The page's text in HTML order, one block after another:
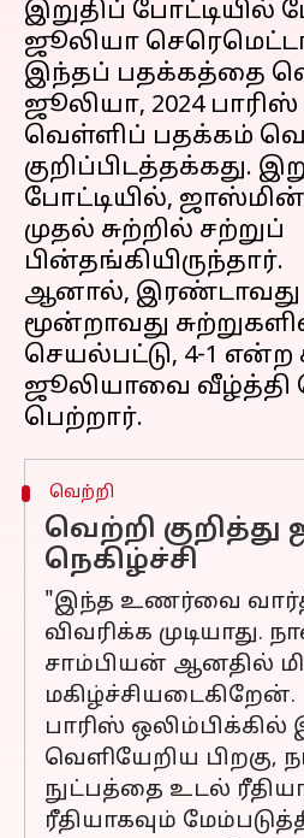
இறுதிப் போட்டியில்
ஜூலியா
இந்தப் பதக்கத்தை
ஜூலியா, 2024
வெள்ளிப் பதக்கம்
குறிப்பிடத்தக்கது.
போட்டியில்,
முதல் சுற்றில் சற்றுப்
பின்தங்கியிருந்தார்.
ஆனால், இரண்டாவது
மூன்றாவது
செயல்பட்டு, 4-1
ஜூலியாவை வீழ்த்தி
வெற்றி
வெற்றி
நெகிழ்ச்சி
"இந்த உணர்வை
விவரிக்க முடியாது.
சாம்பியன் ஆனதில்
மகிழ்ச்சியடைகிறேன்.
பாரிஸ் ஒலிம்பிக்கில்
வெளியேறிய பிறகு,
நுட்பத்தை உடல்
ரீதியாகவும்